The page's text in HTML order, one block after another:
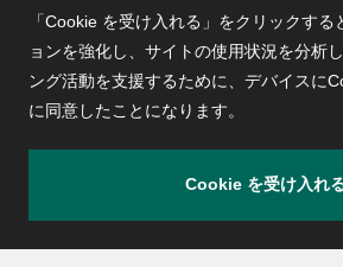
ate of Nature Metrics（自然の状態指
ークと整合させることを目指すと述
系の広がりや状態、種の多様性評価
待されています。
BioBaの実践においては、Theory of
「Cookie を受け入れる」をクリックす
ョンを強化し、サイトの使用状況を分析し
ング活動を支援するために、デバイスに
に同意したことになります。
Cookie を受け入れ